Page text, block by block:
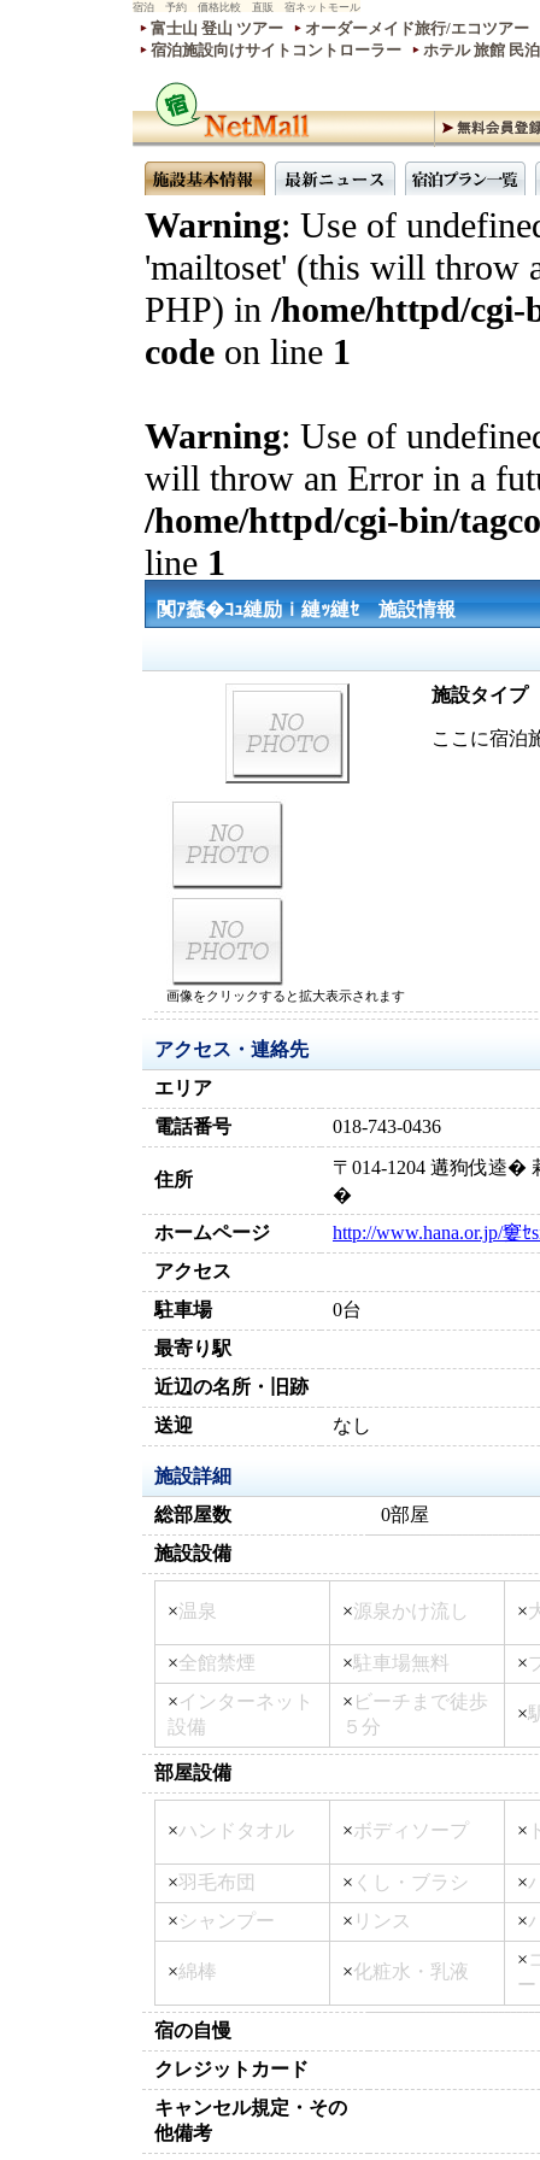
宿泊 予約 価格比較 直販 宿ネットモール
富士山 登山 ツアー
オーダーメイド旅行/エコツアー
宿泊施設向けサイトコントローラー
ホテル 旅館 民
Warning: Use of
'mailtoset' (this will throw
PHP) in/home/httpd/cgi-
code on line 1
Warning: Use of
will throw an Error in a
/home/httpd/cgi-bin/
line 1
闃ｱ蠢�ｺｭ縺励ｉ縺ｯ縺ｾ 施設情報
施設タイプ
ここに宿泊
画像をクリックすると拡大表示されます
アクセス・連絡先
エリア
電話番号
018-743-0436
住所
〒014-1204 遘狗伐逵
�
ホームページ
http://www.hana.or.jp/窶ｾ
アクセス
駐車場
0台
最寄り駅
近辺の名所・旧跡
送迎
なし
施設詳細
総部屋数
0部屋
施設設備
×温泉 ×源泉かけ流し ×
×全館禁煙 ×駐車場無料 ×
×インターネット
設備
× ビーチまで徒歩
５分
×
部屋設備
×ハンドタオル ×ボディソープ ×
×羽毛布団 × くし・ブラシ ×
×シャンプー × リンス ×
×綿棒 ×化粧水・乳液
×
ー
宿の自慢
クレジットカード
キャンセル規定・その
他備考